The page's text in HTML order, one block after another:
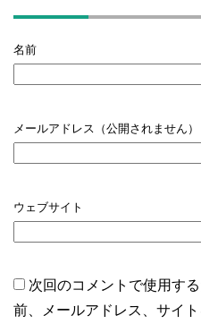
名前
メールアドレス（公開されません）
ウェブサイト
次回のコメントで使用す
前、メールアドレス、サイト